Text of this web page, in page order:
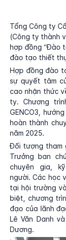
Tổng Công ty
(Công ty thành
hợp đồng “Đào
đào tạo thiết
Hợp đồng đào
sự quyết tâm
cao nhận thức
ty. Chương
GENCO3,
hoàn thành
năm 2025.
Đối tượng tham
Trưởng ban
chuyên gia,
người. Các học
tại hội trường
biệt, chương
đạo của lãnh
Lê Văn Danh
Dương.